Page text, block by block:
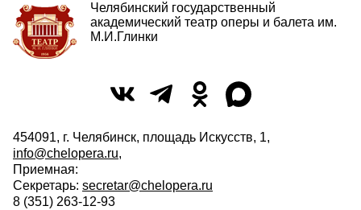
Челябинский государственный
академический театр оперы и балета им.
М.И.Глинки
454091, г. Челябинск, площадь Искусств, 1,
info@chelopera.ru,
Приемная:
Секретарь: secretar@chelopera.ru
8 (351) 263-12-93